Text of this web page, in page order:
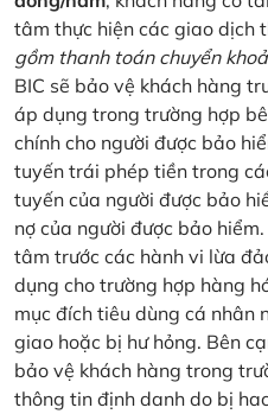
tâm thực hiện các giao dịch
gồm thanh toán chuyển
BIC sẽ bảo vệ khách hàng
áp dụng trong trường hợp
chính cho người được bảo
tuyến trái phép tiền trong
tuyến của người được bảo
nợ của người được bảo
tâm trước các hành vi lừa
dụng cho trường hợp hàng
mục đích tiêu dùng cá nhân
giao hoặc bị hư hỏng. Bên
bảo vệ khách hàng trong
thông tin định danh do bị